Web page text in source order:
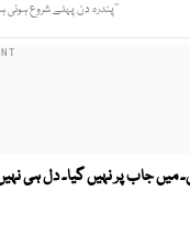
’’پندرہ دن پہلے شروع ہوئی ہے نئی جاب۔ 80 ھزار
میں جاب پر نہیں گیا۔ دل ہی